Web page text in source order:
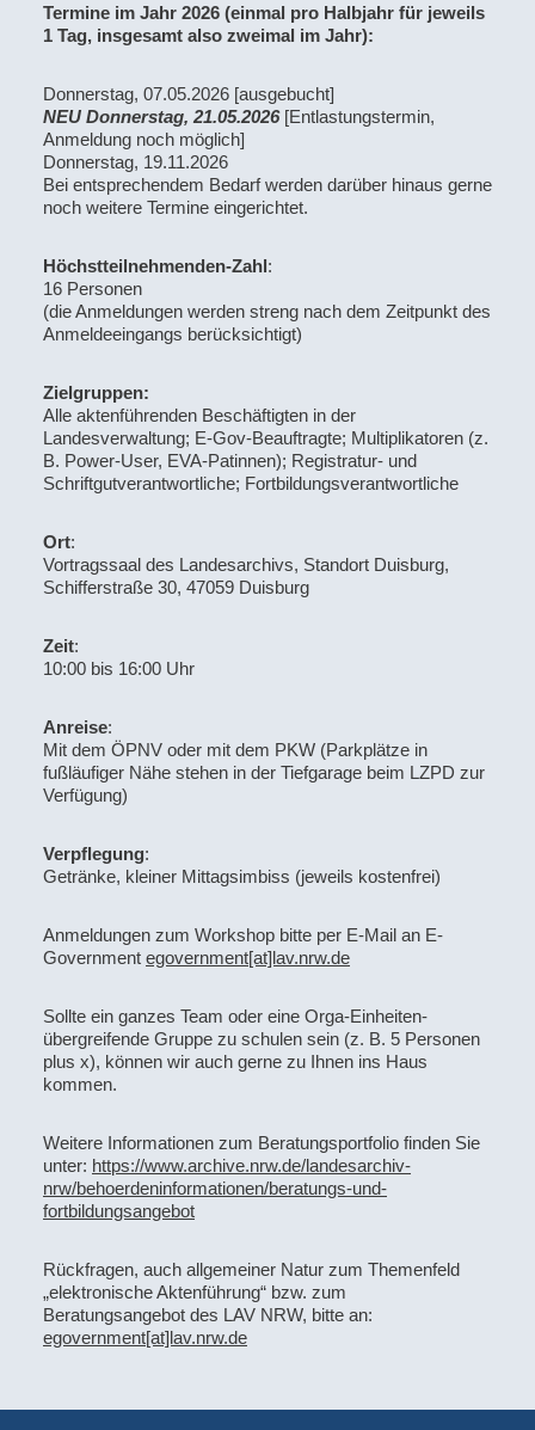
Termine im Jahr 2026 (einmal pro Halbjahr für jeweils
1 Tag, insgesamt also zweimal im Jahr):
Donnerstag, 07.05.2026 [ausgebucht]
NEU Donnerstag, 21.05.2026 [Entlastungstermin,
Anmeldung noch möglich]
Donnerstag, 19.11.2026
Bei entsprechendem Bedarf werden darüber hinaus gerne
noch weitere Termine eingerichtet.
Höchstteilnehmenden-Zahl:
16 Personen
(die Anmeldungen werden streng nach dem Zeitpunkt des
Anmeldeeingangs berücksichtigt)
Zielgruppen:
Alle aktenführenden Beschäftigten in der
Landesverwaltung; E-Gov-Beauftragte; Multiplikatoren (z.
B. Power-User, EVA-Patinnen); Registratur- und
Schriftgutverantwortliche; Fortbildungsverantwortliche
Ort:
Vortragssaal des Landesarchivs, Standort Duisburg,
Schifferstraße 30, 47059 Duisburg
Zeit:
10:00 bis 16:00 Uhr
Anreise:
Mit dem ÖPNV oder mit dem PKW (Parkplätze in
fußläufiger Nähe stehen in der Tiefgarage beim LZPD zur
Verfügung)
Verpflegung:
Getränke, kleiner Mittagsimbiss (jeweils kostenfrei)
Anmeldungen zum Workshop bitte per E-Mail an E-
Government egovernment[at]lav.nrw.de
Sollte ein ganzes Team oder eine Orga-Einheiten-
übergreifende Gruppe zu schulen sein (z. B. 5 Personen
plus x), können wir auch gerne zu Ihnen ins Haus
kommen.
Weitere Informationen zum Beratungsportfolio finden Sie
unter: https://www.archive.nrw.de/landesarchiv-
nrw/behoerdeninformationen/beratungs-und-
fortbildungsangebot
Rückfragen, auch allgemeiner Natur zum Themenfeld
„elektronische Aktenführung“ bzw. zum
Beratungsangebot des LAV NRW, bitte an:
egovernment[at]lav.nrw.de